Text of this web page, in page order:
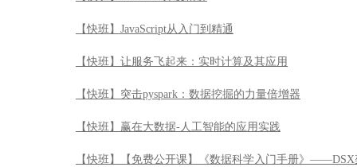
【快班】JavaScript从入门到精通
【快班】让服务飞起来：实时计算及其应用
【快班】突击pyspark：数据挖掘的力量倍增器
【快班】赢在大数据-人工智能的应用实践
【快班】【免费公开课】《数据科学入门手册》